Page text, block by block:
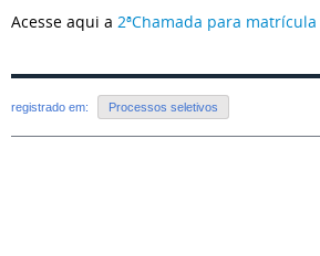
Acesse aqui a 2ªChamada para matrícula
registrado em: Processos seletivos